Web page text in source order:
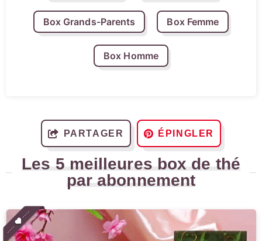
Box Grands-Parents Box Femme
Box Homme
PARTAGER ÉPINGLER
Les 5 meilleures box de thé
par abonnement